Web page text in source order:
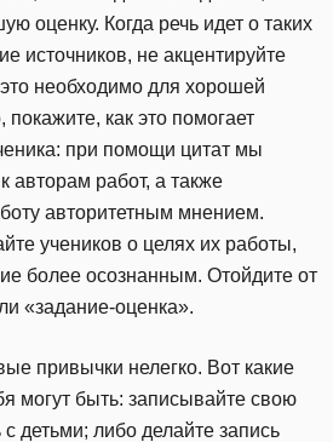
оценку. Когда речь идет о таких
источников, не акцентируйте
необходимо для хорошей
покажите, как это помогает
при помощи цитат мы
авторам работ, а также
авторитетным мнением.
учеников о целях их работы,
более осознанным. Отойдите от
«задание-оценка».
привычки нелегко. Вот какие
могут быть: записывайте свою
с детьми; либо делайте запись